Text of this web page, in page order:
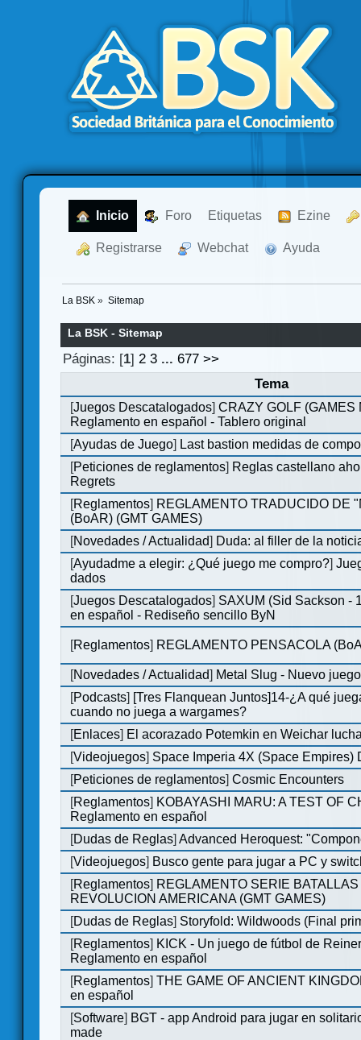
Inicio Foro Etiquetas Ezine
Registrarse Webchat Ayuda
La BSK » Sitemap
La BSK - Sitemap
Páginas: [1]2 3 ...677 >>
Tema
[Juegos Descatalogados]CRAZY GOLF (GAMES
Reglamento en español - Tablero original
[Ayudas de Juego] Last bastion medidas de
[Peticiones de reglamentos] Reglas castellano
Regrets
[Reglamentos] REGLAMENTO TRADUCIDO DE
(BoAR) (GMT GAMES)
[Novedades / Actualidad] Duda: al filler de la
[Ayudadme a elegir: ¿Qué juego me compro?]
dados
[Juegos Descatalogados] SAXUM (Sid Sackson -
en español - Rediseño sencillo ByN
[Reglamentos] REGLAMENTO PENSACOLA
[Novedades / Actualidad] Metal Slug - Nuevo
[Podcasts] [Tres Flanquean Juntos]14-¿A qué
cuando no juega a wargames?
[Enlaces] El acorazado Potemkin en Weichar
[Videojuegos] Space Imperia 4X (Space Empires)
[Peticiones de reglamentos]Cosmic Encounters
[Reglamentos] KOBAYASHI MARU: A TEST OF
Reglamento en español
[Dudas de Reglas]Advanced Heroquest:
[Videojuegos] Busco gente para jugar a PC y
[Reglamentos] REGLAMENTO SERIE
REVOLUCION AMERICANA (GMT GAMES)
[Dudas de Reglas] Storyfold: Wildwoods (Final
[Reglamentos] KICK - Un juego de fútbol de
Reglamento en español
[Reglamentos]THE GAME OF ANCIENT
en español
[Software] BGT - app Android para jugar en
made